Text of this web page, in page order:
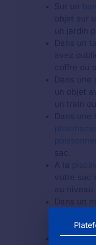
Sur un
objet sur
un jardin
Dans un
avez
coffre ou
Dans une
un objet
un train
Dans une
sac.
A la
votre sac
au niveau
Dans un
Au